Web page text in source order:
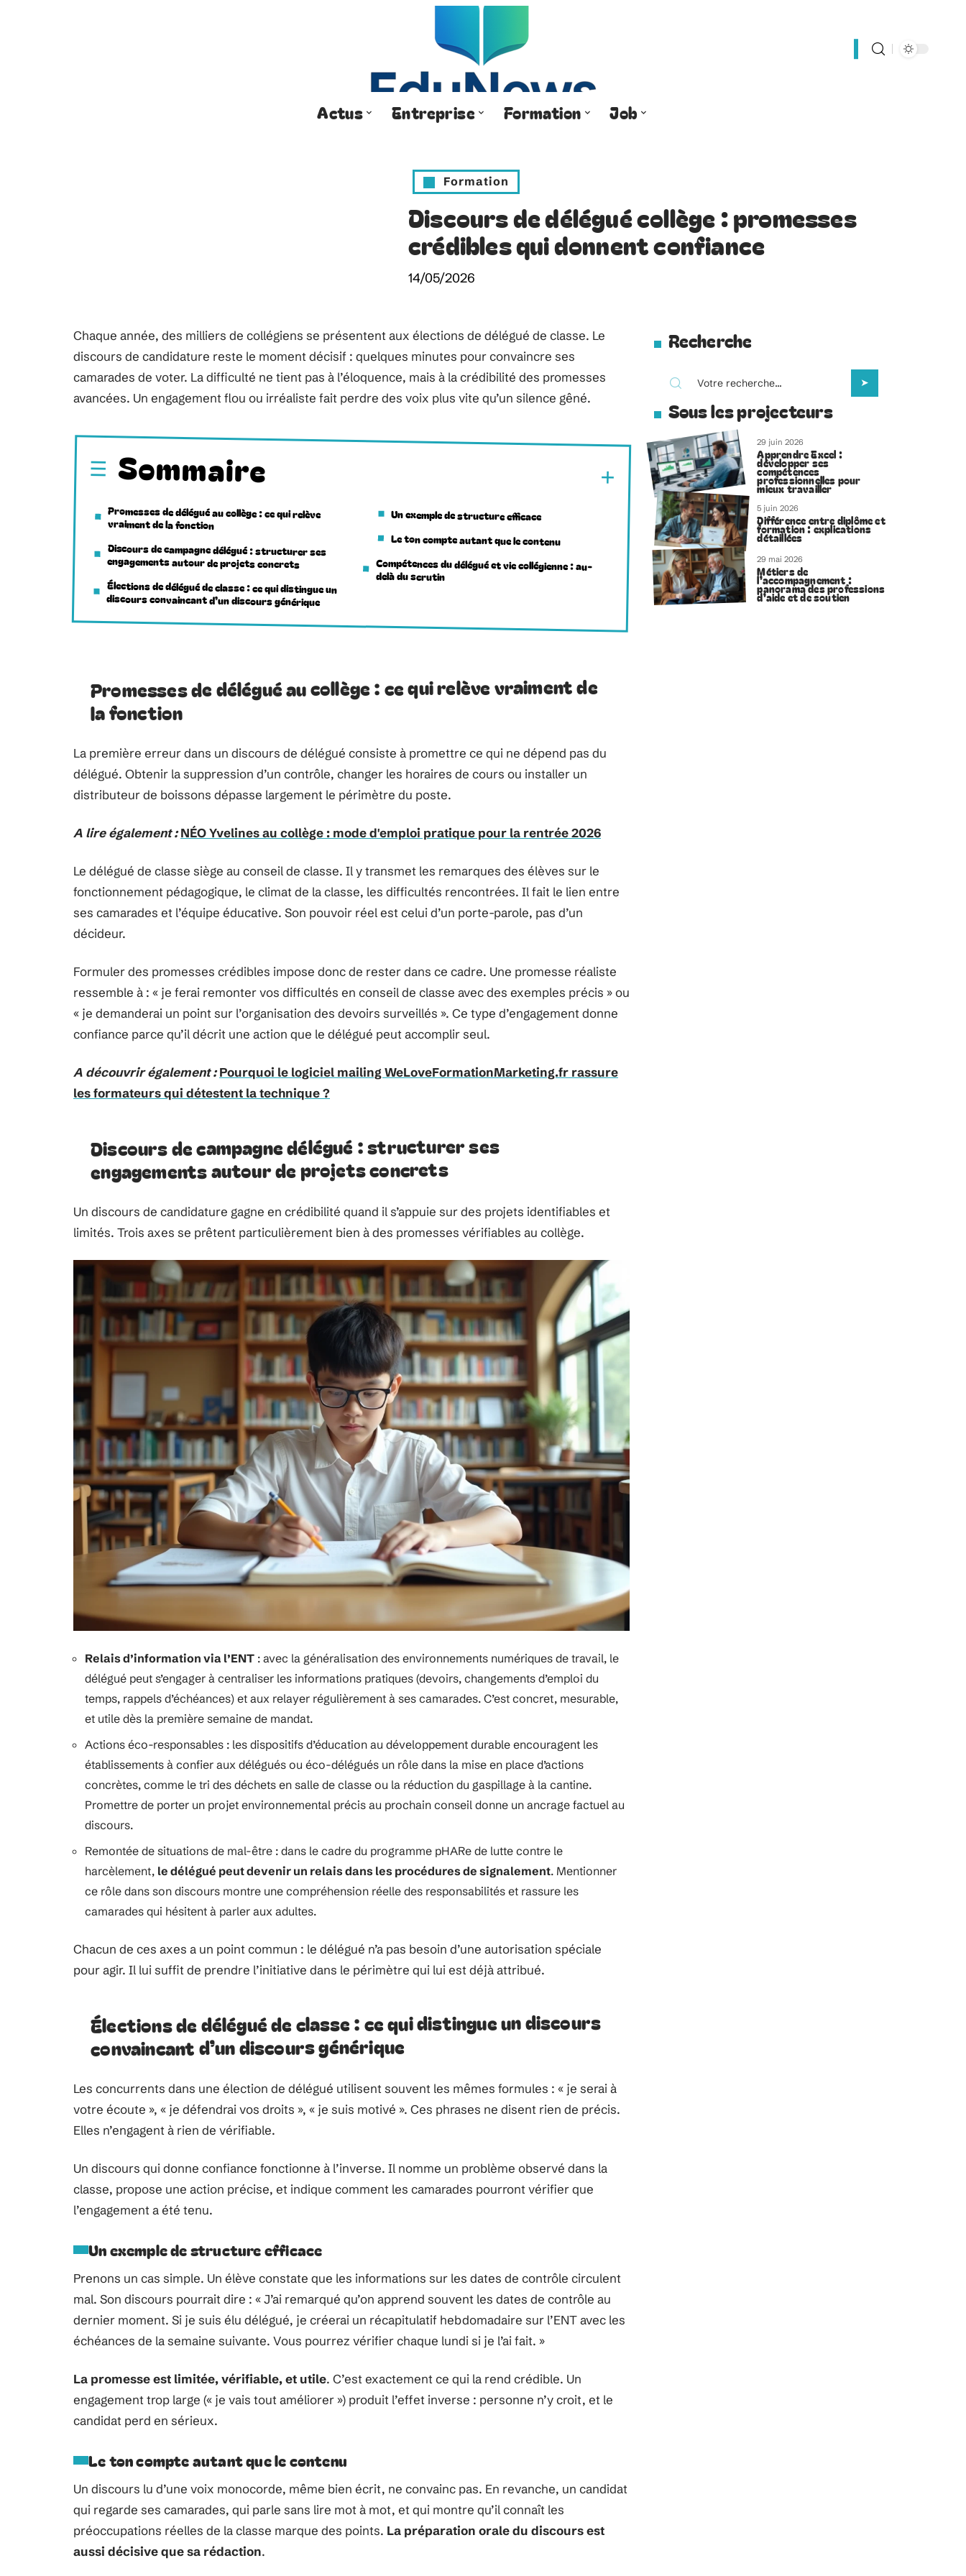
Actus Entreprise Formation Job
Formation
Discours de délégué collège : promesses
crédibles qui donnent confiance
14/05/2026
Chaque année, des milliers de collégiens se présentent aux élections de délégué de classe. Le
discours de candidature reste le moment décisif : quelques minutes pour convaincre ses
camarades de voter. La difficulté ne tient pas à l’éloquence, mais à la crédibilité des promesses
avancées. Un engagement flou ou irréaliste fait perdre des voix plus vite qu’un silence gêné.
Sommaire
Promesses de délégué au collège : ce qui relève
vraiment de la fonction
Discours de campagne délégué : structurer ses
engagements autour de projets concrets
Élections de délégué de classe : ce qui distingue un
discours convaincant d’un discours générique
Un exemple de structure efficace
Le ton compte autant que le contenu
Compétences du délégué et vie collégienne : au-
delà du scrutin
Promesses de délégué au collège : ce qui relève vraiment de
la fonction
La première erreur dans un discours de délégué consiste à promettre ce qui ne dépend pas du
délégué. Obtenir la suppression d’un contrôle, changer les horaires de cours ou installer un
distributeur de boissons dépasse largement le périmètre du poste.
A lire également : NÉO Yvelines au collège : mode d'emploi pratique pour la rentrée 2026
Le délégué de classe siège au conseil de classe. Il y transmet les remarques des élèves sur le
fonctionnement pédagogique, le climat de la classe, les difficultés rencontrées. Il fait le lien entre
ses camarades et l’équipe éducative. Son pouvoir réel est celui d’un porte-parole, pas d’un
décideur.
Formuler des promesses crédibles impose donc de rester dans ce cadre. Une promesse réaliste
ressemble à : « je ferai remonter vos difficultés en conseil de classe avec des exemples précis » ou
« je demanderai un point sur l’organisation des devoirs surveillés ». Ce type d’engagement donne
confiance parce qu’il décrit une action que le délégué peut accomplir seul.
A découvrir également : Pourquoi le logiciel mailing WeLoveFormationMarketing.fr rassure
les formateurs qui détestent la technique ?
Discours de campagne délégué : structurer ses
engagements autour de projets concrets
Un discours de candidature gagne en crédibilité quand il s’appuie sur des projets identifiables et
limités. Trois axes se prêtent particulièrement bien à des promesses vérifiables au collège.
Relais d’information via l’ENT : avec la généralisation des environnements numériques de travail, le
délégué peut s’engager à centraliser les informations pratiques (devoirs, changements d’emploi du
temps, rappels d’échéances) et aux relayer régulièrement à ses camarades. C’est concret, mesurable,
et utile dès la première semaine de mandat.
Actions éco-responsables : les dispositifs d’éducation au développement durable encouragent les
établissements à confier aux délégués ou éco-délégués un rôle dans la mise en place d’actions
concrètes, comme le tri des déchets en salle de classe ou la réduction du gaspillage à la cantine.
Promettre de porter un projet environnemental précis au prochain conseil donne un ancrage factuel au
discours.
Remontée de situations de mal-être : dans le cadre du programme pHARe de lutte contre le
harcèlement, le délégué peut devenir un relais dans les procédures de signalement. Mentionner
ce rôle dans son discours montre une compréhension réelle des responsabilités et rassure les
camarades qui hésitent à parler aux adultes.
Chacun de ces axes a un point commun : le délégué n’a pas besoin d’une autorisation spéciale
pour agir. Il lui suffit de prendre l’initiative dans le périmètre qui lui est déjà attribué.
Élections de délégué de classe : ce qui distingue un discours
convaincant d’un discours générique
Les concurrents dans une élection de délégué utilisent souvent les mêmes formules : « je serai à
votre écoute », « je défendrai vos droits », « je suis motivé ». Ces phrases ne disent rien de précis.
Elles n’engagent à rien de vérifiable.
Un discours qui donne confiance fonctionne à l’inverse. Il nomme un problème observé dans la
classe, propose une action précise, et indique comment les camarades pourront vérifier que
l’engagement a été tenu.
Un exemple de structure efficace
Prenons un cas simple. Un élève constate que les informations sur les dates de contrôle circulent
mal. Son discours pourrait dire : « J’ai remarqué qu’on apprend souvent les dates de contrôle au
dernier moment. Si je suis élu délégué, je créerai un récapitulatif hebdomadaire sur l’ENT avec les
échéances de la semaine suivante. Vous pourrez vérifier chaque lundi si je l’ai fait. »
La promesse est limitée, vérifiable, et utile. C’est exactement ce qui la rend crédible. Un
engagement trop large (« je vais tout améliorer ») produit l’effet inverse : personne n’y croit, et le
candidat perd en sérieux.
Le ton compte autant que le contenu
Un discours lu d’une voix monocorde, même bien écrit, ne convainc pas. En revanche, un candidat
qui regarde ses camarades, qui parle sans lire mot à mot, et qui montre qu’il connaît les
préoccupations réelles de la classe marque des points. La préparation orale du discours est
aussi décisive que sa rédaction.
Recherche
Sous les projecteurs
29 juin 2026
Apprendre Excel :
développer ses
compétences
professionnelles pour
mieux travailler
5 juin 2026
Différence entre diplôme et
formation : explications
détaillées
29 mai 2026
Métiers de
l’accompagnement :
panorama des professions
d’aide et de soutien